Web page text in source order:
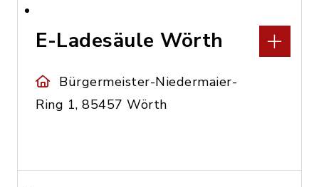
E-Ladesäule Wörth
Bürgermeister-Niedermaier-
Ring 1, 85457 Wörth